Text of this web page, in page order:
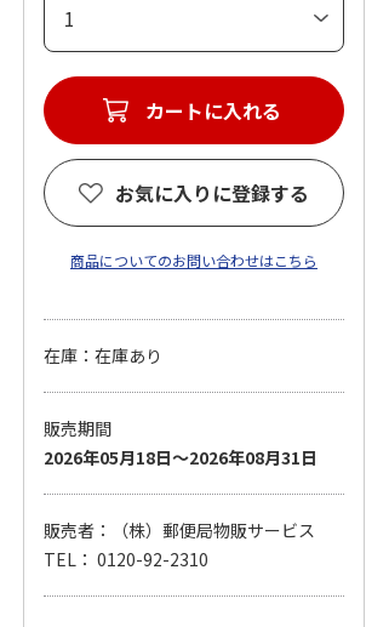
カートに入れる
お気に入りに登録する
商品についてのお問い合わせはこちら
在庫：在庫あり
販売期間
2026年05月18日～2026年08月31日
販売者：（株）郵便局物販サービス
TEL： 0120-92-2310